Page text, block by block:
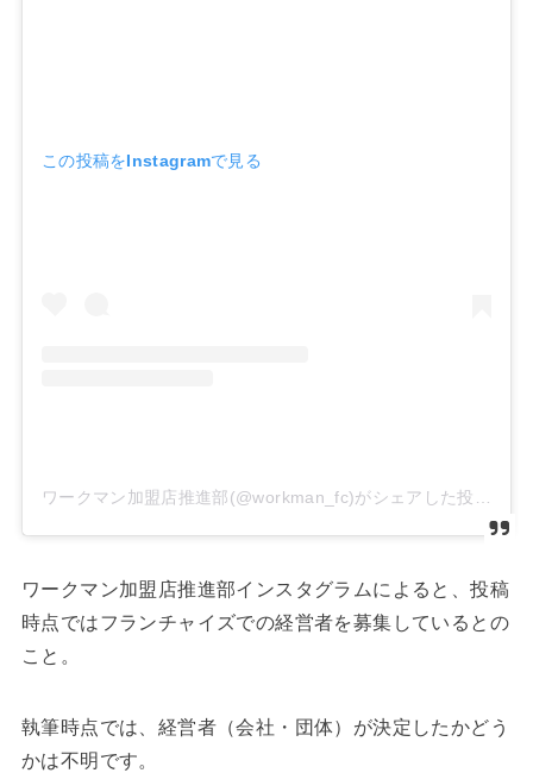
この投稿をInstagramで見る
ワークマン加盟店推進部(@workman_fc)がシェアした投稿
ワークマン加盟店推進部インスタグラムによると、投稿
時点ではフランチャイズでの経営者を募集しているとの
こと。
執筆時点では、経営者（会社・団体）が決定したかどう
かは不明です。